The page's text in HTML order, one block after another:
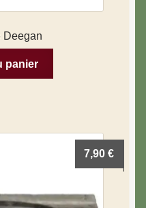
Deegan
panier
7,90€